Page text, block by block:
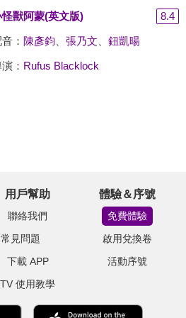
怪獸阿蒙(英文版) 8.4
： 陳彥鈞、 張乃文、 鈕凱暘
： Rufus Blacklock
用戶幫助
聯絡我們
常見問題
下載 APP
TV 使用教學
體驗＆序號
免費體驗
啟用兌換卷
活動序號